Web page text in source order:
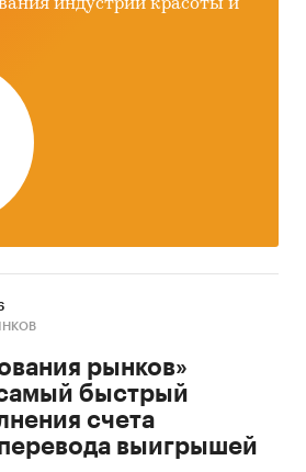
канцелярские
бланки
канцелярских
детализирована по
закупки
индустрии красоты и
рынков»
быстрый
счета
выигрышей